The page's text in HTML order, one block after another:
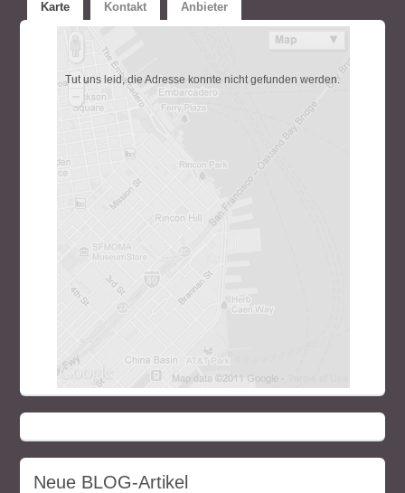
Karte Kontakt Anbieter
Tut uns leid, die Adresse konnte nicht gefunden werden.
Neue BLOG-Artikel